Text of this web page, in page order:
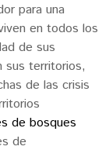
para una
en todos los
de sus
sus territorios,
de las crisis
de bosques
de